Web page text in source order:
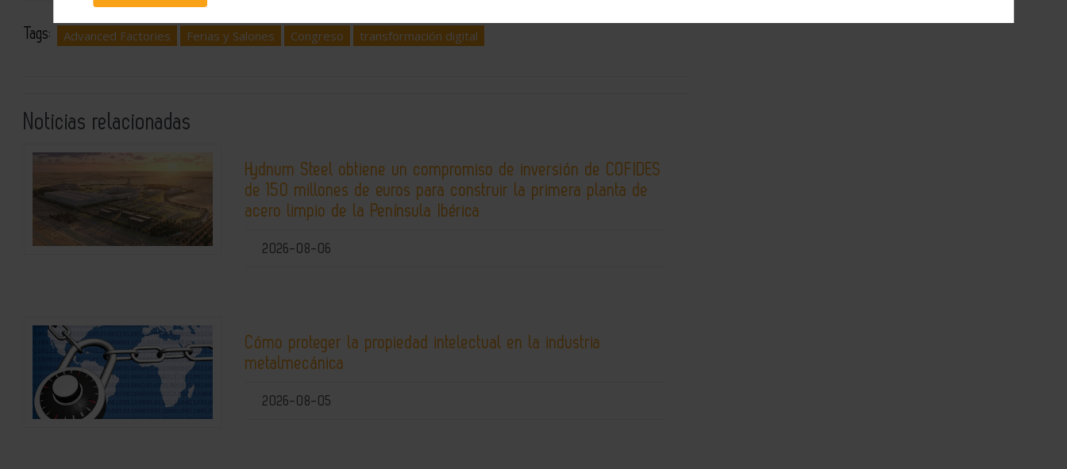
Tags: Advanced Factories Ferias y Salones Congreso transformación digital
Noticias relacionadas
Hydnum Steel obtiene un compromiso de inversión de COFIDES
de 150 millones de euros para construir la primera planta de
acero limpio de la Península Ibérica
2026-08-06
Cómo proteger la propiedad intelectual en la industria
metalmecánica
2026-08-05